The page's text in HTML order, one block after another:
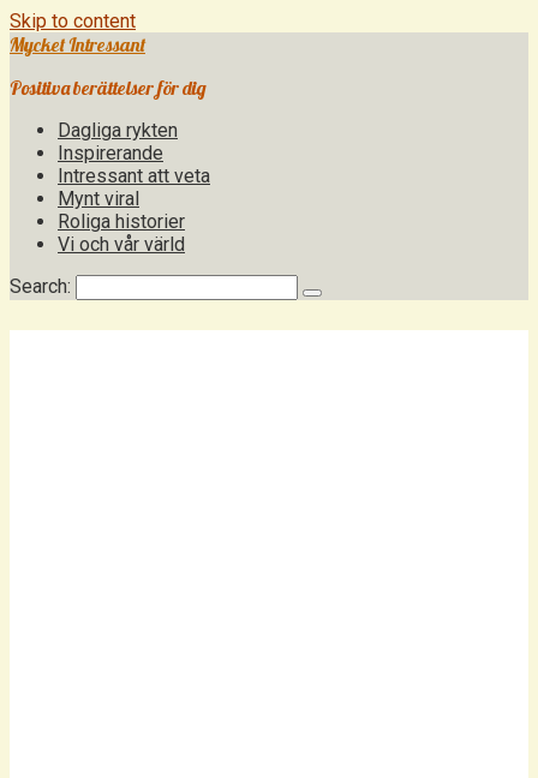
Skip to content
Mycket Intressant
Positiva berättelser för dig
Dagliga rykten
Inspirerande
Intressant att veta
Mynt viral
Roliga historier
Vi och vår värld
Search: